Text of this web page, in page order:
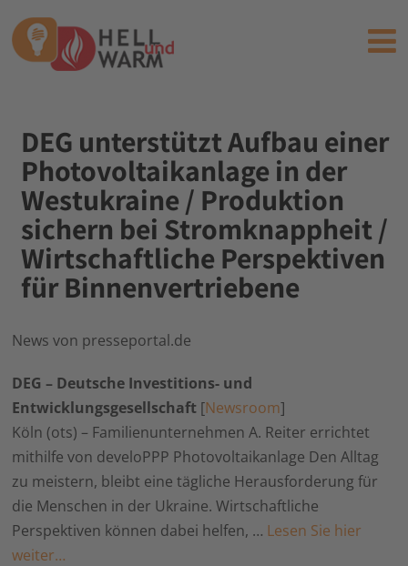
DEG unterstützt Aufbau einer
Photovoltaikanlage in der
Westukraine / Produktion
sichern bei Stromknappheit /
Wirtschaftliche Perspektiven
für Binnenvertriebene
News von presseportal.de
DEG – Deutsche Investitions- und
Entwicklungsgesellschaft [Newsroom]
Köln (ots) – Familienunternehmen A. Reiter errichtet
mithilfe von develoPPP Photovoltaikanlage Den Alltag
zu meistern, bleibt eine tägliche Herausforderung für
die Menschen in der Ukraine. Wirtschaftliche
Perspektiven können dabei helfen, … Lesen Sie hier
weiter…